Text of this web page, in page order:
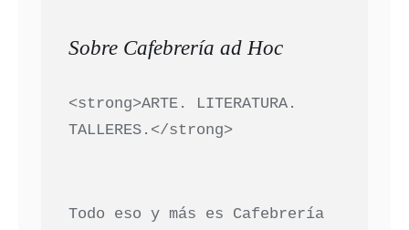
Sobre Cafebrería ad Hoc
<strong>ARTE. LITERATURA.
TALLERES.</strong>
Todo eso y más es Cafebrería